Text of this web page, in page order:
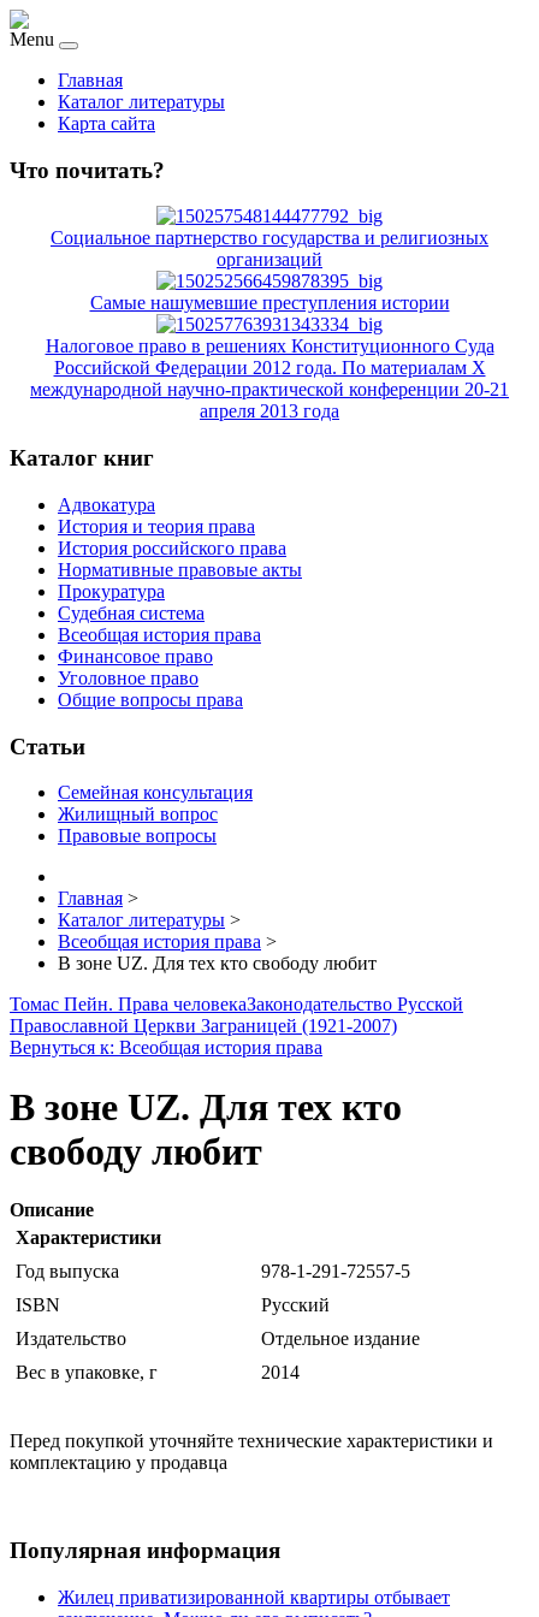
Menu
Главная
Каталог литературы
Карта сайта
Что почитать?
Социальное партнерство государства и религиозных
организаций
Самые нашумевшие преступления истории
Налоговое право в решениях Конституционного Суда
Российской Федерации 2012 года. По материалам Х
международной научно-практической конференции 20-21
апреля 2013 года
Каталог книг
Адвокатура
История и теория права
История российского права
Нормативные правовые акты
Прокуратура
Судебная система
Всеобщая история права
Финансовое право
Уголовное право
Общие вопросы права
Статьи
Семейная консультация
Жилищный вопрос
Правовые вопросы
Главная >
Каталог литературы >
Всеобщая история права >
В зоне UZ. Для тех кто свободу любит
Томас Пейн. Права человекаЗаконодательство Русской
Православной Церкви Заграницей (1921-2007)
Вернуться к: Всеобщая история права
В зоне UZ. Для тех кто
свободу любит
Описание
Характеристики
Год выпуска
978-1-291-72557-5
ISBN
Русский
Издательство
Отдельное издание
Вес в упаковке, г
2014
Перед покупкой уточняйте технические характеристики и
комплектацию у продавца
Популярная информация
Жилец приватизированной квартиры отбывает